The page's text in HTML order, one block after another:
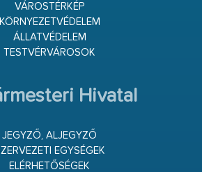
VÁROSTÉRKÉP
KÖRNYEZETVÉDELEM
ÁLLATVÉDELEM
TESTVÉRVÁROSOK
Hivatal
JEGYZŐ, ALJEGYZŐ
EGYSÉGEK
ELÉRHETŐSÉGEK